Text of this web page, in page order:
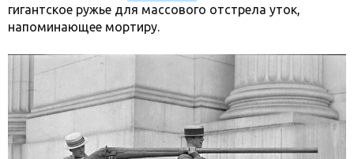
гигантское ружье для массового отстрела уток,
напоминающее мортиру.